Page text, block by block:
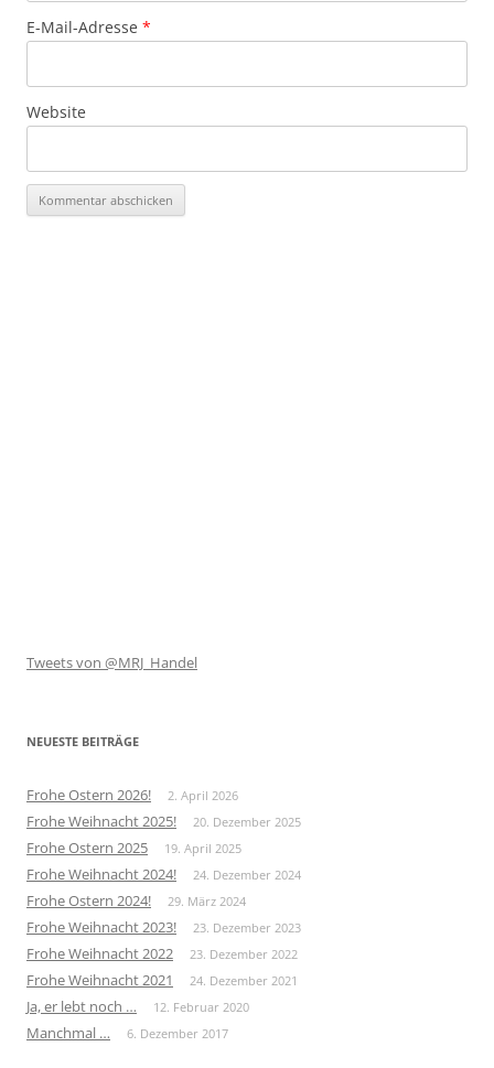
E-Mail-Adresse *
Website
Tweets von @MRJ_Handel
NEUESTE BEITRÄGE
Frohe Ostern 2026! 2. April 2026
Frohe Weihnacht 2025! 20. Dezember 2025
Frohe Ostern 2025 19. April 2025
Frohe Weihnacht 2024! 24. Dezember 2024
Frohe Ostern 2024! 29. März 2024
Frohe Weihnacht 2023! 23. Dezember 2023
Frohe Weihnacht 2022 23. Dezember 2022
Frohe Weihnacht 2021 24. Dezember 2021
Ja, er lebt noch … 12. Februar 2020
Manchmal … 6. Dezember 2017